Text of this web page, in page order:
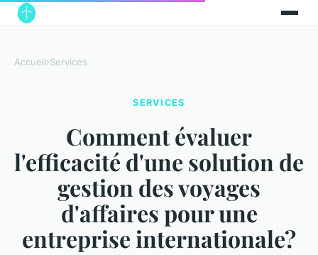
Accueil›Services
SERVICES
Comment évaluer
l'efficacité d'une solution de
gestion des voyages
d'affaires pour une
entreprise internationale?